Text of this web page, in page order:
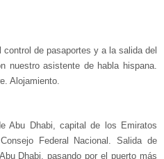
control de pasaportes y a la salida del
nuestro asistente de habla hispana.
Alojamiento.
Abu Dhabi, capital de los Emiratos
Federal Nacional. Salida de
Dhabi, pasando por el puerto más